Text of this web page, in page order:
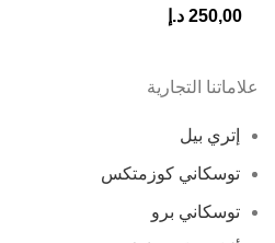
250,00 د.إ
علاماتنا التجارية
إتري بيل
توسكاني كوزمتكس
توسكاني برو